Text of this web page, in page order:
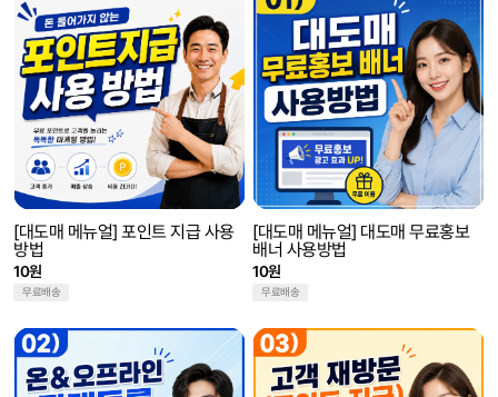
[대도매 메뉴얼] 포인트 지급 사용
방법
10원
무료배송
[대도매 메뉴얼] 대도매 무료홍보
배너 사용방법
10원
무료배송